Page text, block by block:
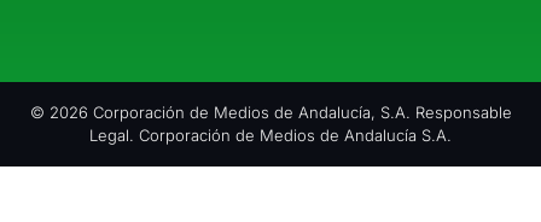
© 2026 Corporación de Medios de Andalucía, S.A. Responsable
Legal. Corporación de Medios de Andalucía S.A.